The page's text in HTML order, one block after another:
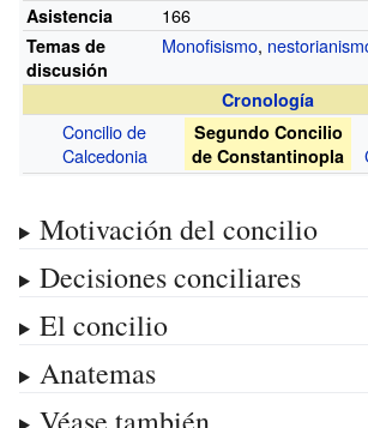
Asistencia 166
Temas de
discusión
Monofisismo,
Cronología
Concilio de
Calcedonia
Segundo Concilio
de Constantinopla
Motivación del concilio
Decisiones conciliares
El concilio
Anatemas